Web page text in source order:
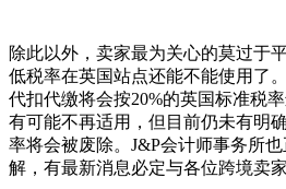
除此以外，卖家最为关心的莫过于
低税率在英国站点还能不能使用了
代扣代缴将会按20%的英国标准税
有可能不再适用，但目前仍未有明
率将会被废除。J&P会计师事务所
解，有最新消息必定与各位跨境卖家